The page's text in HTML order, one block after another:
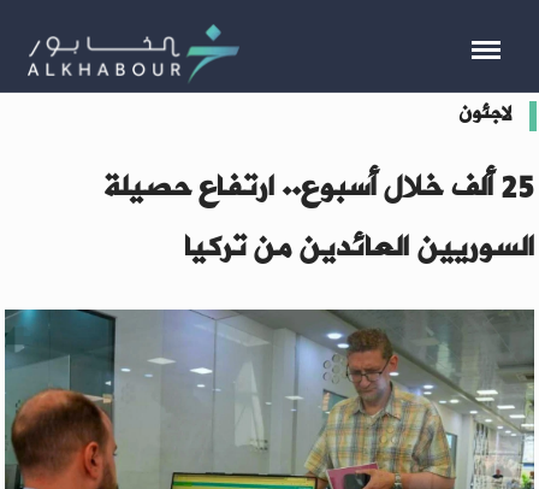
لاجئون
25 ألف خلال أسبوع.. ارتفاع حصيلة
السوريين العائدين من تركيا